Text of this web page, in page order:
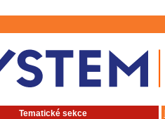
Tematické sekce